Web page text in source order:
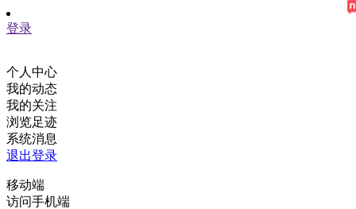
登录
个人中心
我的动态
我的关注
浏览足迹
系统消息
退出登录
移动端
访问手机端